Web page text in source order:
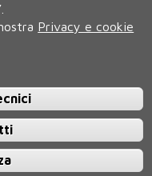
ITALIA
| Caselle Pec:
9.30 alle 10.30)
Privacy e cookie